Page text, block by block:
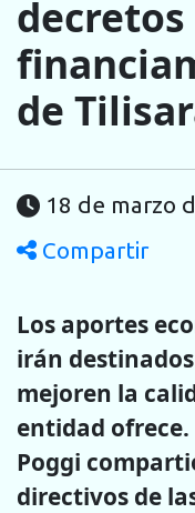
decretos
de
18 de marzo
Compartir
Los aportes
irán
mejoren la
entidad
Poggi
directivos de